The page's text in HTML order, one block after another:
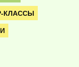
КЛАССЫ